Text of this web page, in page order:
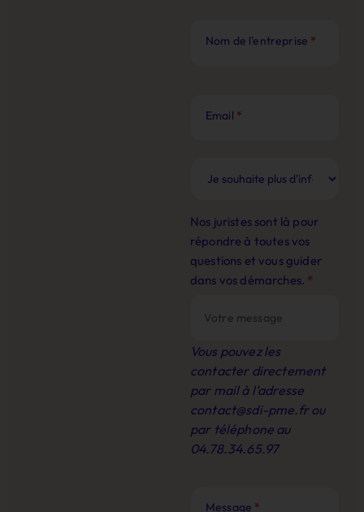
Nom de l'entreprise *
Email *
Nos juristes sont là pour
répondre à toutes vos
questions et vous guider
dans vos démarches. *
Vous pouvez les
contacter directement
par mail à l’adresse
contact@sdi-pme.frou
par téléphone au
04.78.34.65.97
Message *